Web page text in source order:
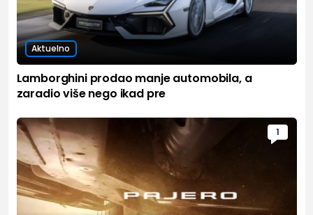
Aktuelno
Lamborghini prodao manje automobila, a
zaradio više nego ikad pre
1